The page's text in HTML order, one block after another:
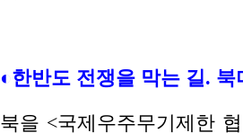
◐한반도 전쟁을 막는 길.
북을 <국제우주무기제한